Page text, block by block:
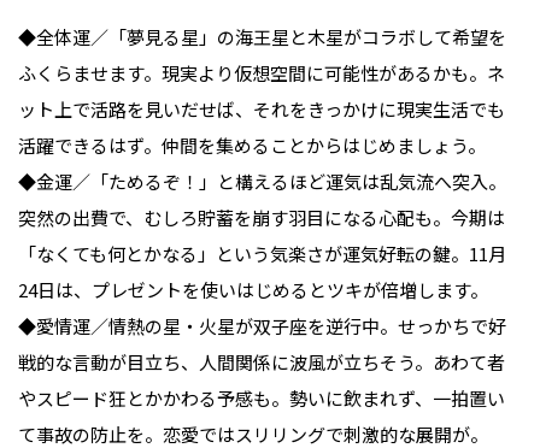
◆全体運／「夢見る星」の海王星と木星がコラボして希望を
ふくらませます。現実より仮想空間に可能性があるかも。ネ
ット上で活路を見いだせば、それをきっかけに現実生活でも
活躍できるはず。仲間を集めることからはじめましょう。
◆金運／「ためるぞ！」と構えるほど運気は乱気流へ突入。
突然の出費で、むしろ貯蓄を崩す羽目になる心配も。今期は
「なくても何とかなる」という気楽さが運気好転の鍵。11月
24日は、プレゼントを使いはじめるとツキが倍増します。
◆愛情運／情熱の星・火星が双子座を逆行中。せっかちで好
戦的な言動が目立ち、人間関係に波風が立ちそう。あわて者
やスピード狂とかかわる予感も。勢いに飲まれず、一拍置い
て事故の防止を。恋愛ではスリリングで刺激的な展開が。